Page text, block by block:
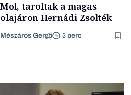
Mol, taroltak a magas
olajáron Hernádi Zsolték
Mészáros Gergő 3 perc